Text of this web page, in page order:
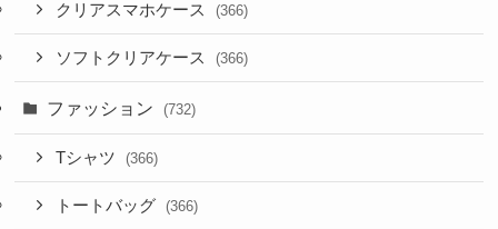
クリアスマホケース (366)
ソフトクリアケース (366)
ファッション (732)
Tシャツ (366)
トートバッグ (366)